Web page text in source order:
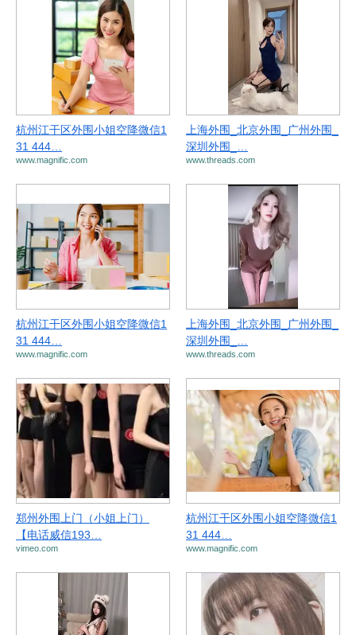
杭州江干区外围小姐空降微信1
31 444…
www.magnific.com
上海外围_北京外围_广州外围_
深圳外围_…
www.threads.com
杭州江干区外围小姐空降微信1
31 444…
www.magnific.com
上海外围_北京外围_广州外围_
深圳外围_…
www.threads.com
郑州外围上门（小姐上门）
【电话威信193…
vimeo.com
杭州江干区外围小姐空降微信1
31 444…
www.magnific.com